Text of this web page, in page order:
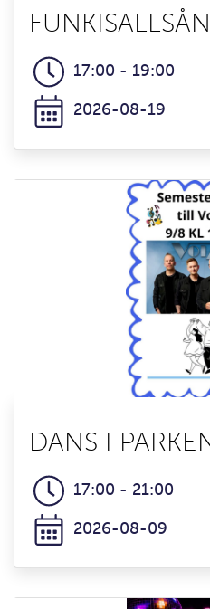
17:00 - 19:00
2026-08-19
DANS I
17:00 - 21:00
2026-08-09